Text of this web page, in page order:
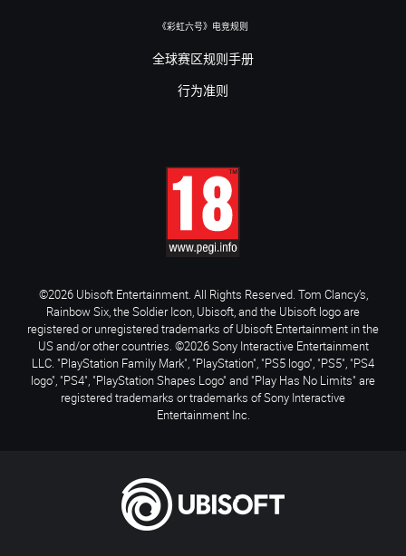
《彩虹六号》电竞规则
全球赛区规则手册
行为准则
©2026 Ubisoft Entertainment. All Rights Reserved. Tom Clancy’s,
Rainbow Six, the Soldier Icon, Ubisoft, and the Ubisoft logo are
registered or unregistered trademarks of Ubisoft Entertainment in the
US and/or other countries. ©2026 Sony Interactive Entertainment
LLC. "PlayStation Family Mark", "PlayStation", "PS5 logo", "PS5", "PS4
logo", "PS4", "PlayStation Shapes Logo" and "Play Has No Limits" are
registered trademarks or trademarks of Sony Interactive
Entertainment Inc.